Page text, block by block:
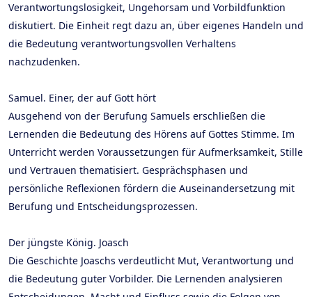
Verantwortungslosigkeit, Ungehorsam und Vorbildfunktion
diskutiert. Die Einheit regt dazu an, über eigenes Handeln und
die Bedeutung verantwortungsvollen Verhaltens
nachzudenken.
Samuel. Einer, der auf Gott hört
Ausgehend von der Berufung Samuels erschließen die
Lernenden die Bedeutung des Hörens auf Gottes Stimme. Im
Unterricht werden Voraussetzungen für Aufmerksamkeit, Stille
und Vertrauen thematisiert. Gesprächsphasen und
persönliche Reflexionen fördern die Auseinandersetzung mit
Berufung und Entscheidungsprozessen.
Der jüngste König. Joasch
Die Geschichte Joaschs verdeutlicht Mut, Verantwortung und
die Bedeutung guter Vorbilder. Die Lernenden analysieren